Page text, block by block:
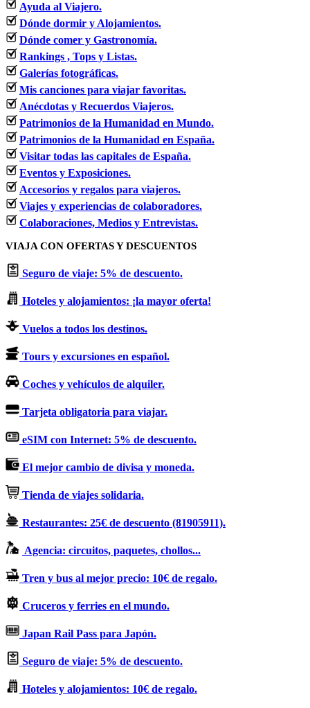
Ayuda al Viajero.
Dónde dormir y Alojamientos.
Dónde comer y Gastronomía.
Rankings , Tops y Listas.
Galerías fotográficas.
Mis canciones para viajar favoritas.
Anécdotas y Recuerdos Viajeros.
Patrimonios de la Humanidad en Mundo.
Patrimonios de la Humanidad en España.
Visitar todas las capitales de España.
Eventos y Exposiciones.
Accesorios y regalos para viajeros.
Viajes y experiencias de colaboradores.
Colaboraciones, Medios y Entrevistas.
VIAJA CON OFERTAS Y DESCUENTOS
Seguro de viaje: 5% de descuento.
Hoteles y alojamientos: ¡la mayor oferta!
Vuelos a todos los destinos.
Tours y excursiones en español.
Coches y vehículos de alquiler.
Tarjeta obligatoria para viajar.
eSIM con Internet: 5% de descuento.
El mejor cambio de divisa y moneda.
Tienda de viajes solidaria.
Restaurantes: 25€ de descuento (81905911).
Agencia: circuitos, paquetes, chollos...
Tren y bus al mejor precio: 10€ de regalo.
Cruceros y ferries en el mundo.
Japan Rail Pass para Japón.
Seguro de viaje: 5% de descuento.
Hoteles y alojamientos: 10€ de regalo.